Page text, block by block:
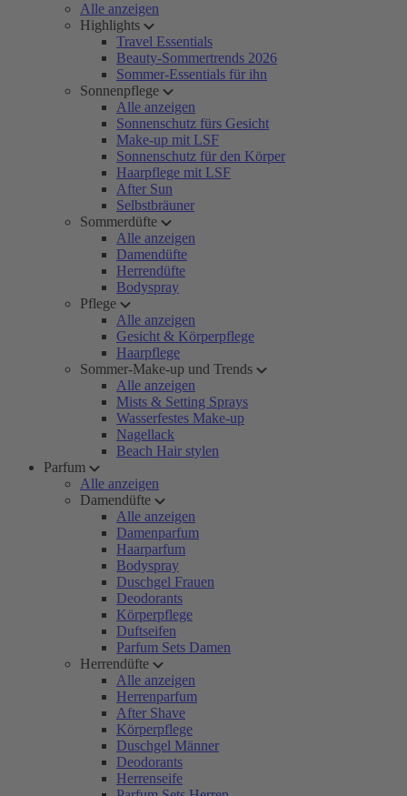
Alle anzeigen
Highlights
Travel Essentials
Beauty-Sommertrends 2026
Sommer-Essentials für ihn
Sonnenpflege
Alle anzeigen
Sonnenschutz fürs Gesicht
Make-up mit LSF
Sonnenschutz für den Körper
Haarpflege mit LSF
After Sun
Selbstbräuner
Sommerdüfte
Alle anzeigen
Damendüfte
Herrendüfte
Bodyspray
Pflege
Alle anzeigen
Gesicht & Körperpflege
Haarpflege
Sommer-Make-up und Trends
Alle anzeigen
Mists & Setting Sprays
Wasserfestes Make-up
Nagellack
Beach Hair stylen
Parfum
Alle anzeigen
Damendüfte
Alle anzeigen
Damenparfum
Haarparfum
Bodyspray
Duschgel Frauen
Deodorants
Körperpflege
Duftseifen
Parfum Sets Damen
Herrendüfte
Alle anzeigen
Herrenparfum
After Shave
Körperpflege
Duschgel Männer
Deodorants
Herrenseife